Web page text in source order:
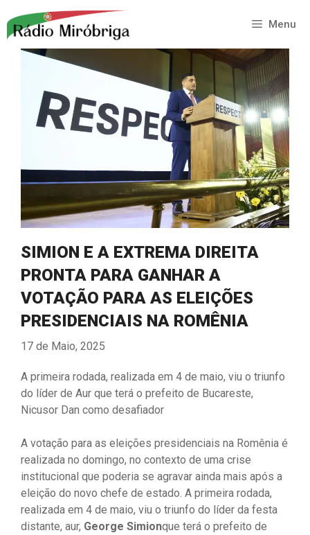
para
conteúdo
Menu
SIMION E A EXTREMA DIREITA
PRONTA PARA GANHAR A
VOTAÇÃO PARA AS ELEIÇÕES
PRESIDENCIAIS NA ROMÊNIA
17 de Maio, 2025
A primeira rodada, realizada em 4 de maio, viu o triunfo
do líder de Aur que terá o prefeito de Bucareste,
Nicusor Dan como desafiador
A votação para as eleições presidenciais na Romênia é
realizada no domingo, no contexto de uma crise
institucional que poderia se agravar ainda mais após a
eleição do novo chefe de estado. A primeira rodada,
realizada em 4 de maio, viu o triunfo do líder da festa
distante, aur, George Simionque terá o prefeito de